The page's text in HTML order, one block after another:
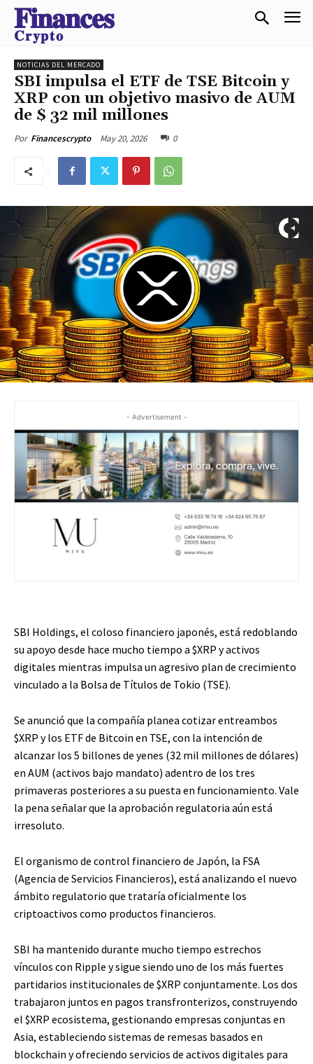
𝐅𝐢𝐧𝐚𝐧𝐜𝐞𝐬
𝐂𝐫𝐲𝐩𝐭𝐨
NOTICIAS DEL MERCADO
SBI impulsa el ETF de TSE Bitcoin y
XRP con un objetivo masivo de AUM
de $ 32 mil millones
Por Financescrypto May 20, 2026 0
- Advertisement -
SBI Holdings, el coloso financiero japonés, está redoblando
su apoyo desde hace mucho tiempo a $XRP y activos
digitales mientras impulsa un agresivo plan de crecimiento
vinculado a la Bolsa de Títulos de Tokio (TSE).
Se anunció que la compañía planea cotizar entreambos
$XRP y los ETF de Bitcoin en TSE, con la intención de
alcanzar los 5 billones de yenes (32 mil millones de dólares)
en AUM (activos bajo mandato) adentro de los tres
primaveras posteriores a su puesta en funcionamiento. Vale
la pena señalar que la aprobación regulatoria aún está
irresoluto.
El organismo de control financiero de Japón, la FSA
(Agencia de Servicios Financieros), está analizando el nuevo
ámbito regulatorio que trataría oficialmente los
criptoactivos como productos financieros.
SBI ha mantenido durante mucho tiempo estrechos
vínculos con Ripple y sigue siendo uno de los más fuertes
partidarios institucionales de $XRP conjuntamente. Los dos
trabajaron juntos en pagos transfronterizos, construyendo
el $XRP ecosistema, gestionando empresas conjuntas en
Asia, estableciendo sistemas de remesas basados ​​en
blockchain y ofreciendo servicios de activos digitales para